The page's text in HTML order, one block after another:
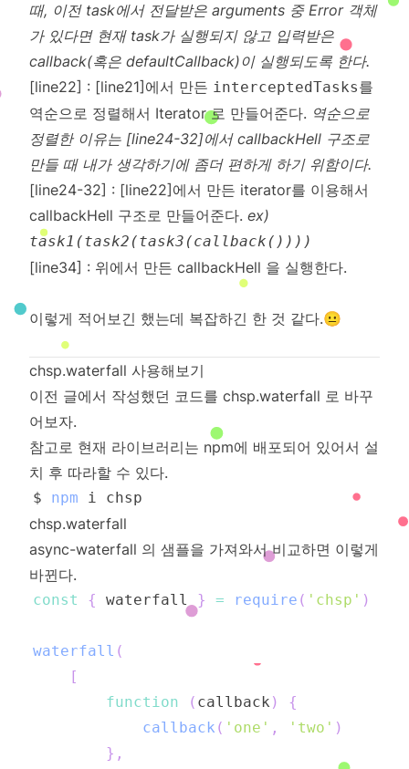
때, 이전 task에서 전달받은 arguments 중 Error 객체
가 있다면 현재 task가 실행되지 않고 입력받은
callback(혹은 defaultCallback)이 실행되도록 한다.
[line22] : [line21]에서 만든 interceptedTasks를
역순으로 정렬해서 Iterator 로 만들어준다. 역순으로
정렬한 이유는 [line24-32]에서 callbackHell 구조로
만들 때 내가 생각하기에 좀더 편하게 하기 위함이다.
[line24-32] : [line22]에서 만든 iterator를 이용해서
callbackHell 구조로 만들어준다. ex)
task1(task2(task3(callback())))
[line34] : 위에서 만든 callbackHell 을 실행한다.
이렇게 적어보긴 했는데 복잡하긴 한 것 같다.😐
chsp.waterfall 사용해보기
이전 글에서 작성했던 코드를 chsp.waterfall 로 바꾸
어보자.
참고로 현재 라이브러리는 npm에 배포되어 있어서 설
치 후 따라할 수 있다.
$ npm
chsp.waterfall
async-waterfall 의 샘플을 가져와서 비교하면 이렇게
바뀐다.
const { waterfall } = require ( 'chsp' )
waterfall (
[
function
( callback )
{
callback ( 'one' , 'two' )
} ,